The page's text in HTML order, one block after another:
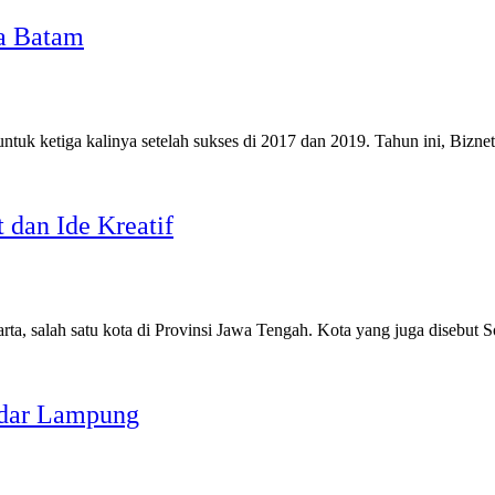
Batam
ketiga kalinya setelah sukses di 2017 dan 2019. Tahun ini,
dan Ide Kreatif
salah satu kota di Provinsi Jawa Tengah. Kota yang juga disebut
Lampung